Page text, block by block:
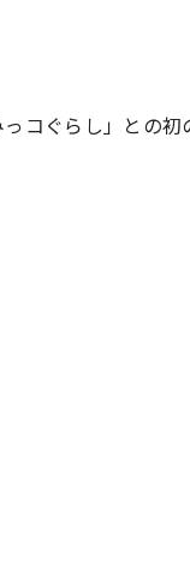
コぐらし」との初